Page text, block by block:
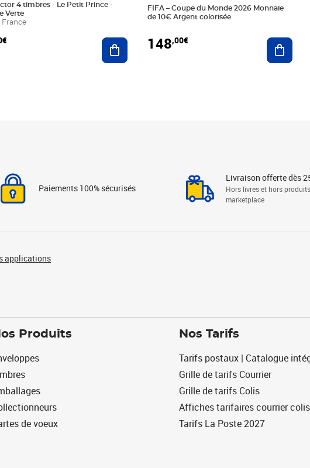
4 timbres - Le Petit Prince -
Verte
France
Ajouter au panier
FIFA – Coupe du Monde 2026 Monnaie
de 10€ Argent colorisée
148,00€
Paiements 100% sécurisés
Livraison offerte dès
Hors livres et hors produits
marketplace
applications
Produits
de voeux
Nos Tarifs
Tarifs postaux | Catalogue
Grille de tarifs Courrier
Grille de tarifs Colis
Affiches tarifaires courrier colis
Tarifs La Poste 2027